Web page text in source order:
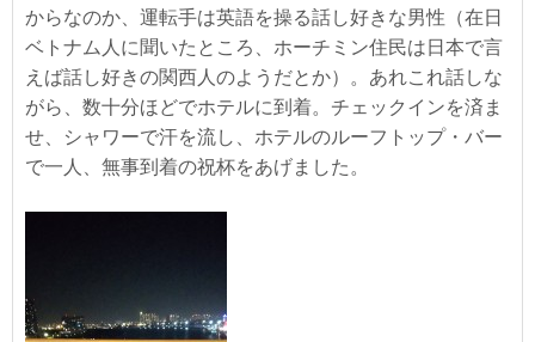
からなのか、運転手は英語を操る話し好きな男性（在日
ベトナム人に聞いたところ、ホーチミン住民は日本で言
えば話し好きの関西人のようだとか）。あれこれ話しな
がら、数十分ほどでホテルに到着。チェックインを済ま
せ、シャワーで汗を流し、ホテルのルーフトップ・バー
で一人、無事到着の祝杯をあげました。